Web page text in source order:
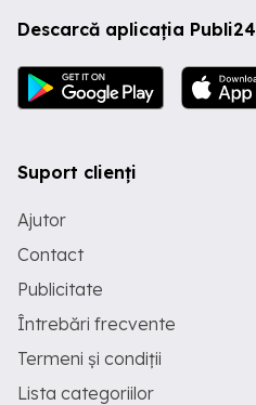
Descarcă aplicația Publi24
Suport clienți
Ajutor
Contact
Publicitate
Întrebări frecvente
Termeni și condiții
Lista categoriilor